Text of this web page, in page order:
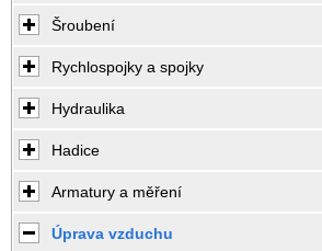
Šroubení
Rychlospojky a spojky
Hydraulika
Hadice
Armatury a měření
Úprava vzduchu